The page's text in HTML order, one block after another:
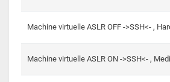
Machine virtuelle ASLR OFF ->SSH<- ,
Machine virtuelle ASLR ON ->SSH<- ,